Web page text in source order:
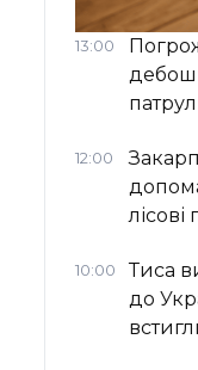
13:00
12:00
10:00
Тиса
до